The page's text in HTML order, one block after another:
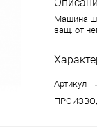
Машина
защ. от
Артикул